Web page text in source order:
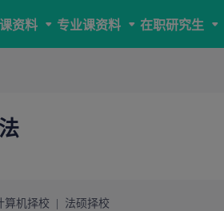
资料 专业课资料 在职研究生
算机择校 法硕择校